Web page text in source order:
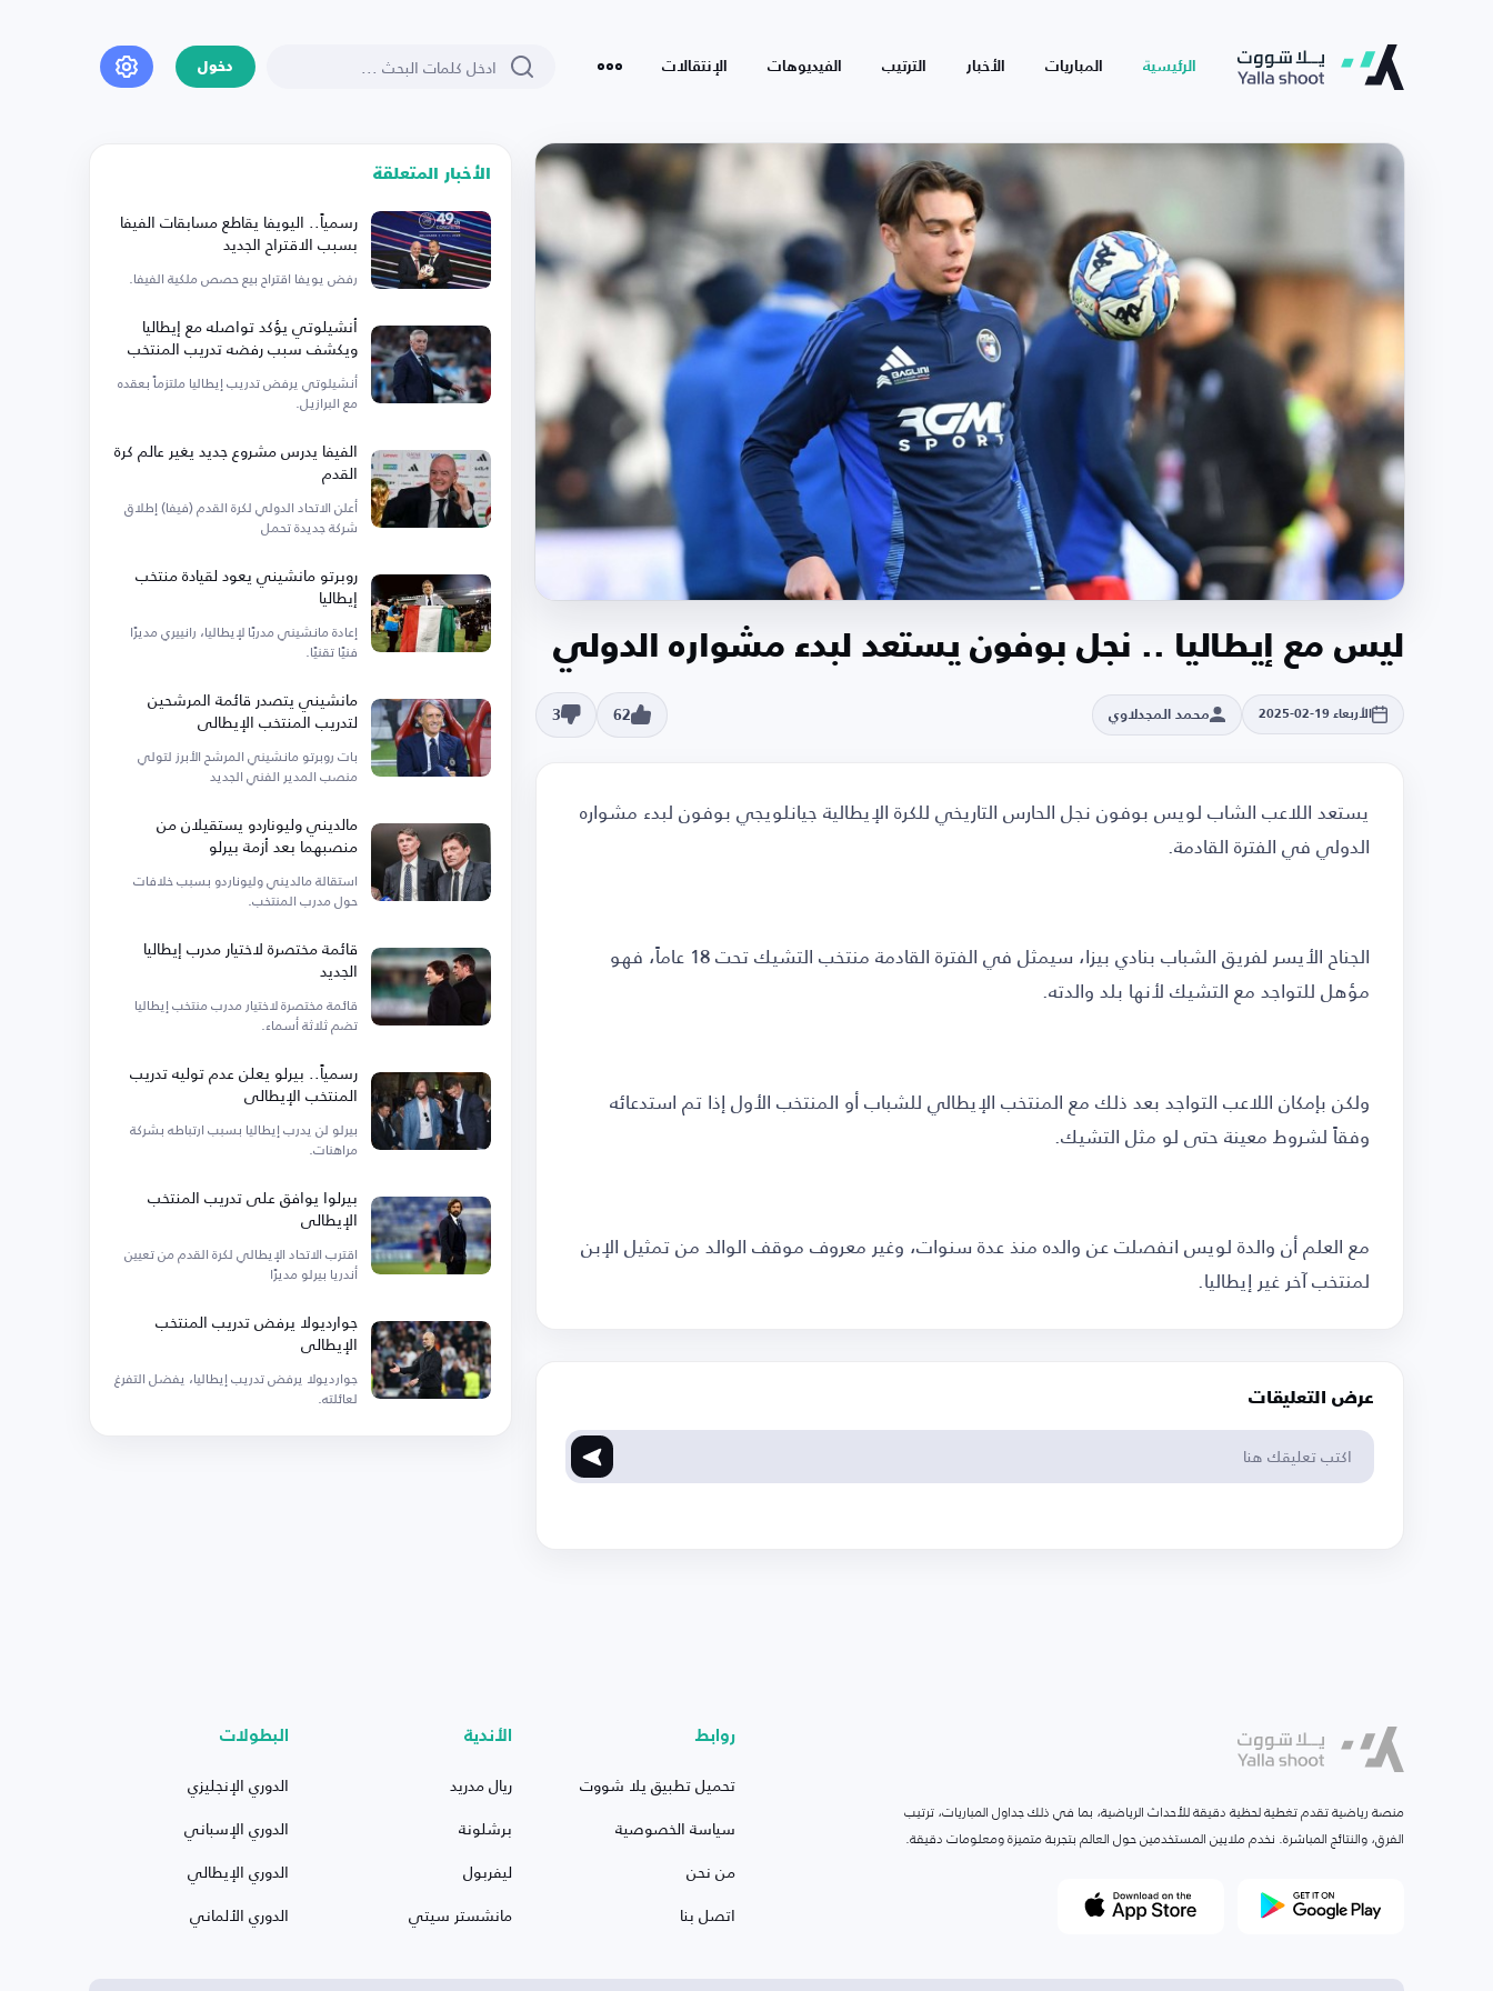
الرئيسية المباريات الأخبار الترتيب الفيديوهات الإنتقالات دخول
ليس مع إيطاليا .. نجل بوفون يستعد لبدء مشواره الدولي
الأربعاء 19-02-2025 محمد المجدلاوي 62
3
يستعد اللاعب الشاب لويس بوفون نجل الحارس التاريخي للكرة الإيطالية جيانلويجي بوفون لبدء مشواره
الدولي في الفترة القادمة.
الجناح الأيسر لفريق الشباب بنادي بيزا، سيمثل في الفترة القادمة منتخب التشيك تحت 18 عاماً، فهو
مؤهل للتواجد مع التشيك لأنها بلد والدته.
ولكن بإمكان اللاعب التواجد بعد ذلك مع المنتخب الإيطالي للشباب أو المنتخب الأول إذا تم استدعائه
وفقاً لشروط معينة حتى لو مثل التشيك.
مع العلم أن والدة لويس انفصلت عن والده منذ عدة سنوات، وغير معروف موقف الوالد من تمثيل الإبن
لمنتخب آخر غير إيطاليا.
عرض التعليقات
الأخبار المتعلقة
رسمياً.. اليويفا يقاطع مسابقات الفيفا
بسبب الاقتراح الجديد
رفض يويفا اقتراح بيع حصص ملكية الفيفا.
أنشيلوتي يؤكد تواصله مع إيطاليا
ويكشف سبب رفضه تدريب المنتخب
أنشيلوتي يرفض تدريب إيطاليا ملتزماً بعقده
مع البرازيل.
الفيفا يدرس مشروع جديد يغير عالم كرة
القدم
أعلن الاتحاد الدولي لكرة القدم (فيفا) إطلاق
شركة جديدة تحمل
روبرتو مانشيني يعود لقيادة منتخب
إيطاليا
إعادة مانشيني مدربًا لإيطاليا، رانييري مديرًا
فنيًا تقنيًا.
مانشيني يتصدر قائمة المرشحين
لتدريب المنتخب الإيطالي
بات روبرتو مانشيني المرشح الأبرز لتولي
منصب المدير الفني الجديد
مالديني وليوناردو يستقيلان من
منصبهما بعد أزمة بيرلو
استقالة مالديني وليوناردو بسبب خلافات
حول مدرب المنتخب.
قائمة مختصرة لاختيار مدرب إيطاليا
الجديد
قائمة مختصرة لاختيار مدرب منتخب إيطاليا
تضم ثلاثة أسماء.
رسمياً.. بيرلو يعلن عدم توليه تدريب
المنتخب الإيطالي
بيرلو لن يدرب إيطاليا بسبب ارتباطه بشركة
مراهنات.
بيرلوا يوافق على تدريب المنتخب
الإيطالي
اقترب الاتحاد الإيطالي لكرة القدم من تعيين
أندريا بيرلو مديرًا
جوارديولا يرفض تدريب المنتخب
الإيطالي
جوارديولا يرفض تدريب إيطاليا، يفضل التفرغ
لعائلته.
منصة رياضية تقدم تغطية لحظية دقيقة للأحداث الرياضية، بما في ذلك جداول المباريات، ترتيب
الفرق، والنتائج المباشرة. نخدم ملايين المستخدمين حول العالم بتجربة متميزة ومعلومات دقيقة.
روابط
تحميل تطبيق يلا شووت
سياسة الخصوصية
من نحن
اتصل بنا
الأندية
ريال مدريد
برشلونة
ليفربول
مانشستر سيتي
البطولات
الدوري الإنجليزي
الدوري الإسباني
الدوري الإيطالي
الدوري الألماني